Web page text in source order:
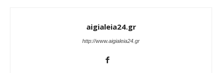
aigialeia24.gr
http://www.aigialeia24.gr